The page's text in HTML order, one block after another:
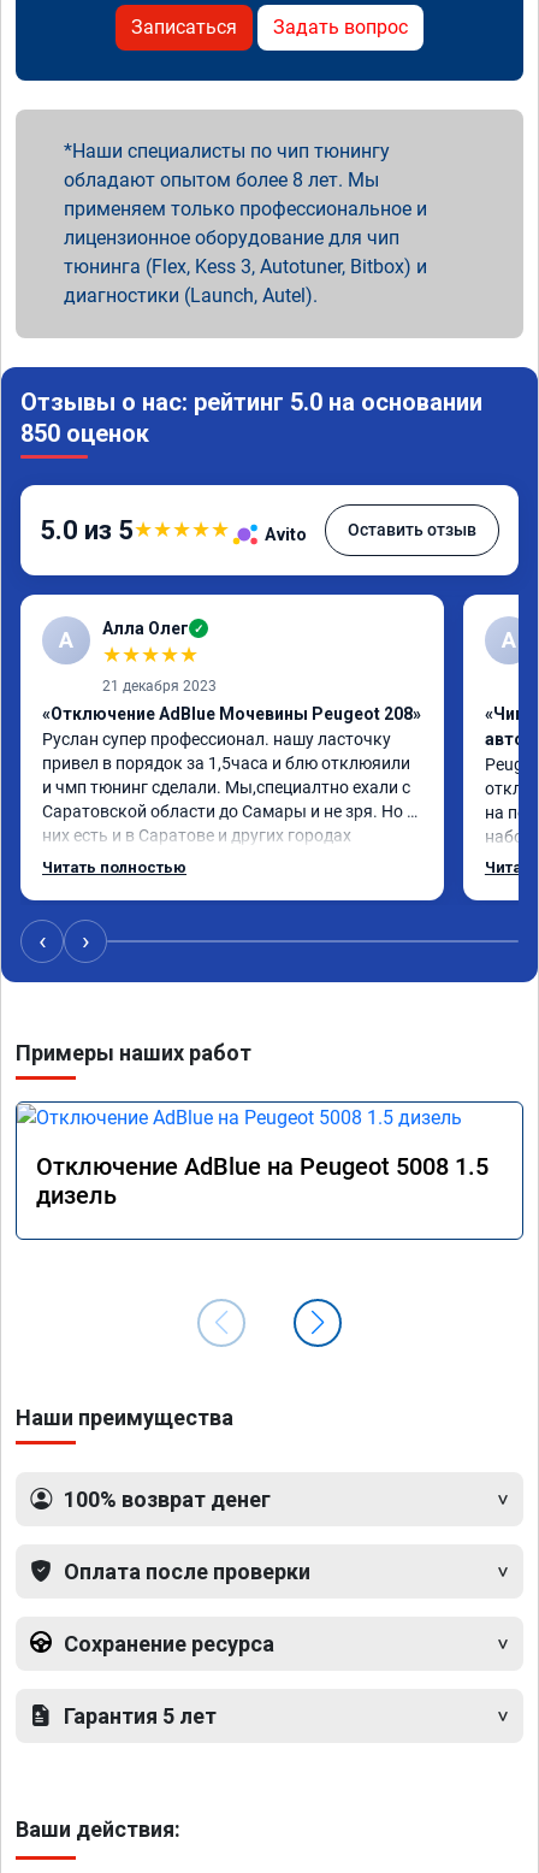
Записаться Задать вопрос
Наши специалисты по чип тюнингу
обладают опытом более 8 лет. Мы
применяем только профессиональное и
лицензионное оборудование для чип
тюнинга (Flex, Kess 3, Autotuner, Bitbox) и
диагностики (Launch, Autel).
Отзывы о нас: рейтинг 5.0 на основании
850 оценок
5.0 из 5★★★★★ Avito Оставить отзыв
А Алла Олег ✓
★★★★★
21 декабря 2023
«Отключение AdBlue Мочевины Peugeot 208»
Руслан супер профессионал. нашу ласточку
привел в порядок за 1,5часа и блю отклюяили
и чмп тюнинг сделали. Мы,специалтно ехали с
Саратовской области до Самары и не зря. Но у
них есть и в Саратове и других городах
сервиз.Но мы,улачно попали прям к
Читать полностью
А
«Чип
на
‹ ›
Примеры наших работ
Отключение AdBlue на Peugeot 5008 1.5
дизель
Наши преимущества
100% возврат денег
Оплата после проверки
Сохранение ресурса
Гарантия 5 лет
Ваши действия: